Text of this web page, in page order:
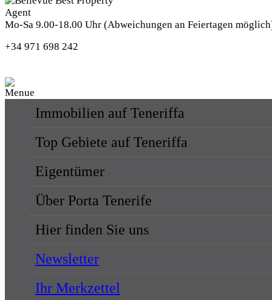
Mo-Sa 9.00-18.00 Uhr (Abweichungen an Feiertagen
+34 971 698 242
Immobilien auf Teneriffa
Top Gebiete auf Teneriffa
Eigentümer
Über Porta Tenerife
Hier finden Sie uns
Newsletter
Ihr Merkzettel